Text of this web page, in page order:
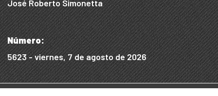
José Roberto Simonetta
Número:
5623 - viernes, 7 de agosto de 2026